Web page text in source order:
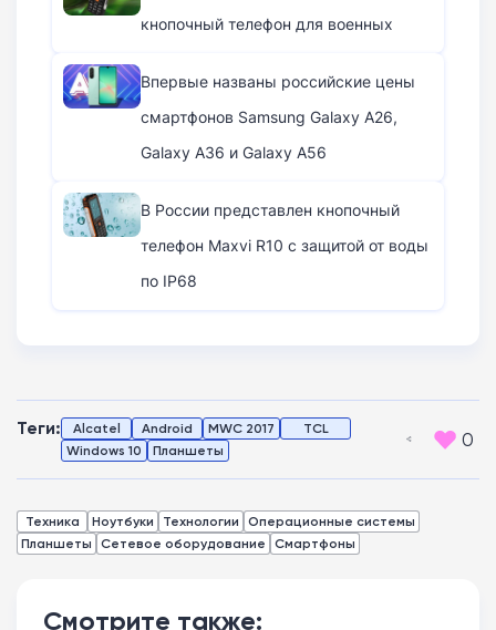
кнопочный телефон для военных
Впервые названы российские цены
смартфонов Samsung Galaxy A26,
Galaxy A36 и Galaxy A56
В России представлен кнопочный
телефон Maxvi R10 с защитой от воды
по IP68
Теги: Alcatel Android MWC 2017
TCL
Windows 10
Планшеты 0
Техника Ноутбуки Технологии Операционные системы
Планшеты Сетевое оборудование Смартфоны
Смотрите также: